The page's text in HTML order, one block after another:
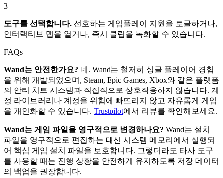
3
도구를 선택합니다. 선호하는 게임플레이 지원을 토글하거나,
인터랙티브 맵을 열거나, 즉시 클립을 녹화할 수 있습니다.
FAQs
Wand는 안전한가요? 네. Wand는 철저히 싱글 플레이어 경험
을 위해 개발되었으며, Steam, Epic Games, Xbox와 같은 플랫폼
의 안티 치트 시스템과 직접적으로 상호작용하지 않습니다. 계
정 라이브러리나 계정을 위험에 빠뜨리지 않고 자유롭게 게임
을 개인화할 수 있습니다. Trustpilot에서 리뷰를 확인해보세요.
Wand는 게임 파일을 영구적으로 변경하나요? Wand는 설치
파일을 영구적으로 편집하는 대신 시스템 메모리에서 실행되
어 핵심 게임 설치 파일을 보호합니다. 그렇더라도 타사 도구
를 사용할 때는 진행 상황을 안전하게 유지하도록 저장 데이터
의 백업을 권장합니다.